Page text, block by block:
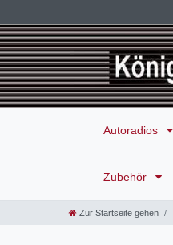
Autoradios
Zubehör
Zur Startseite gehen